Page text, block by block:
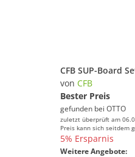
von CFB
Bester Preis
gefunden bei OTTO
zuletzt überprüft am
Preis kann sich seitdem
5% Ersparnis
Weitere Angebote: